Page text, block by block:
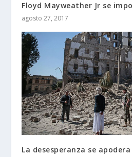
Floyd Mayweather Jr se
agosto 27, 2017
La desesperanza se